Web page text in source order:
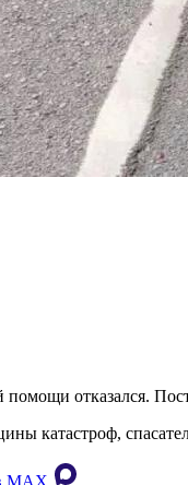
отказался.
катастроф,
MAХ